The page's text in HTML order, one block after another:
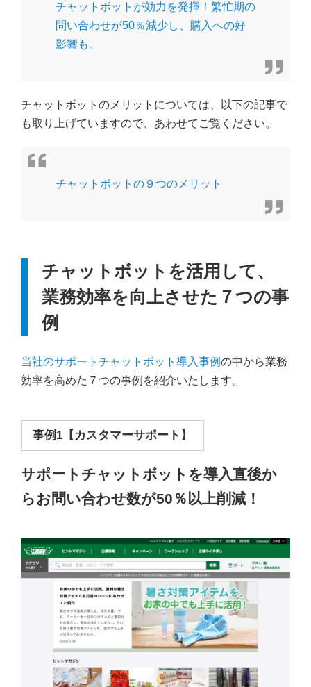
チャットボットが効力を発揮！繁忙期の
問い合わせが50％減少し、購入への好
影響も。
チャットボットのメリットについては、以下の記事で
も取り上げていますので、あわせてご覧ください。
チャットボットの９つのメリット
チャットボットを活用して、
業務効率を向上させた７つの事
例
当社のサポートチャットボット導入事例の中から業務
効率を高めた７つの事例を紹介いたします。
事例1【カスタマーサポート】
サポートチャットボットを導入直後か
らお問い合わせ数が50％以上削減！